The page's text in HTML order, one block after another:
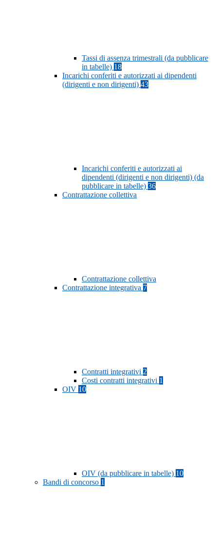
Tassi di assenza trimestrali (da pubblicare
in tabelle) 18
Incarichi conferiti e autorizzati ai dipendenti
(dirigenti e non dirigenti) 43
Incarichi conferiti e autorizzati ai
dipendenti (dirigenti e non dirigenti) (da
pubblicare in tabelle) 36
Contrattazione collettiva
Contrattazione collettiva
Contrattazione integrativa 7
Contratti integrativi 2
Costi contratti integrativi 1
OIV 10
OIV (da pubblicare in tabelle) 10
Bandi di concorso 1